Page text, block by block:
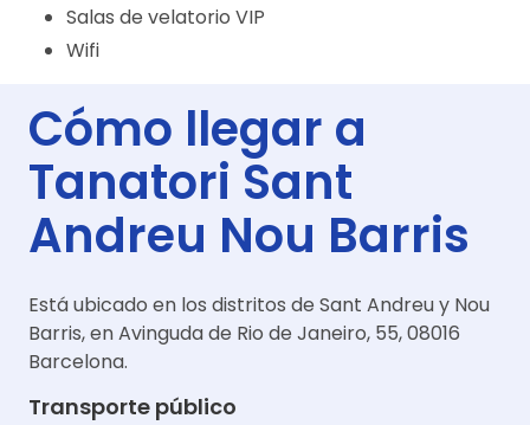
Salas de velatorio VIP
Wifi
Cómo llegar a
Tanatori Sant
Andreu Nou Barris
Está ubicado en los distritos de Sant Andreu y Nou
Barris, en Avinguda de Rio de Janeiro, 55, 08016
Barcelona.
Transporte público